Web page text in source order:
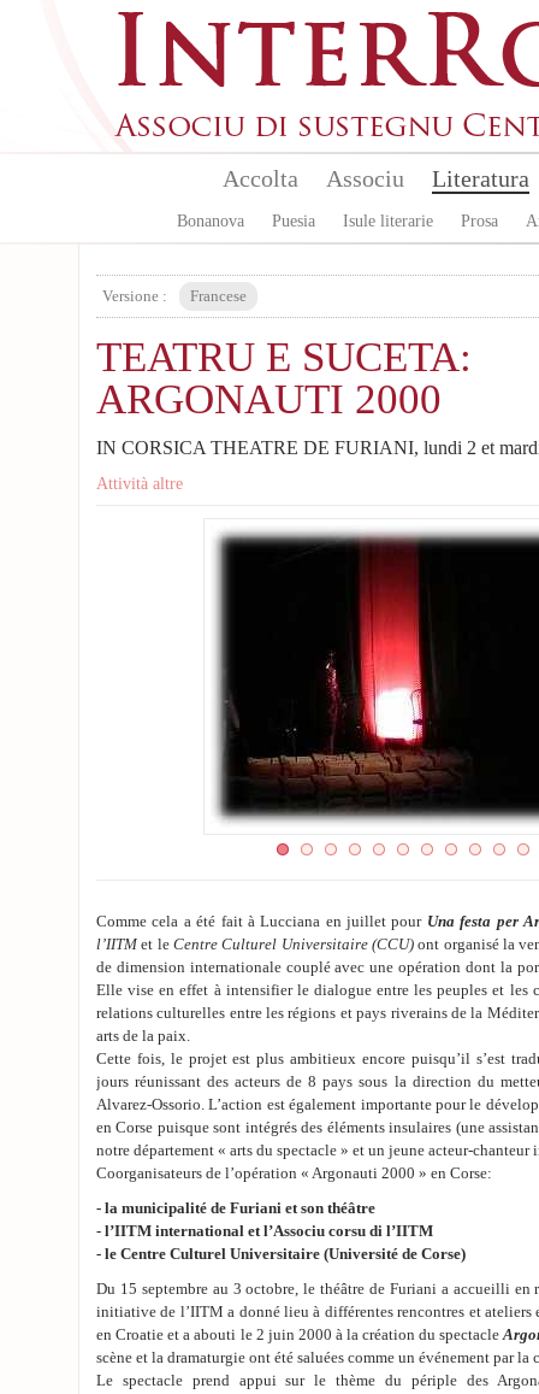
Accolta Associu Literatura
Bonanova Puesia Isule literarie Prosa
Versione : Francese
TEATRU E SUCETA:
ARGONAUTI 2000
IN CORSICA THEATRE DE FURIANI, lundi 2 et
Attività altre
Comme cela a été fait à Lucciana en juillet pour Una festa per
l’IITMet le Centre Culturel Universitaire (CCU) ont organisé la
de dimension internationale couplé avec une opération dont la
Elle vise en effet à intensifier le dialogue entre les peuples et les
relations culturelles entre les régions et pays riverains de la
arts de la paix.
Cette fois, le projet est plus ambitieux encore puisqu’il s’est
jours réunissant des acteurs de 8 pays sous la direction du
Alvarez-Ossorio. L’action est également importante pour le
en Corse puisque sont intégrés des éléments insulaires (une
notre département « arts du spectacle » et un jeune acteur-chanteur
Coorganisateurs de l’opération « Argonauti 2000 » en Corse:
- la municipalité de Furiani et son théâtre
- l’IITM international et l’Associu corsu di l’IITM
- le Centre Culturel Universitaire (Université de Corse)
Du 15 septembre au 3 octobre, le théâtre de Furiani a accueilli en
initiative de l’IITM a donné lieu à différentes rencontres et ateliers
en Croatie et a abouti le 2 juin 2000 à la création du spectacle
scène et la dramaturgie ont été saluées comme un événement par la
Le spectacle prend appui sur le thème du périple des